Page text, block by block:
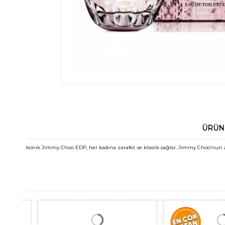
konik Jimmy Choo EDP, her kadına zarafet ve klaslık sağlar. Jimmy